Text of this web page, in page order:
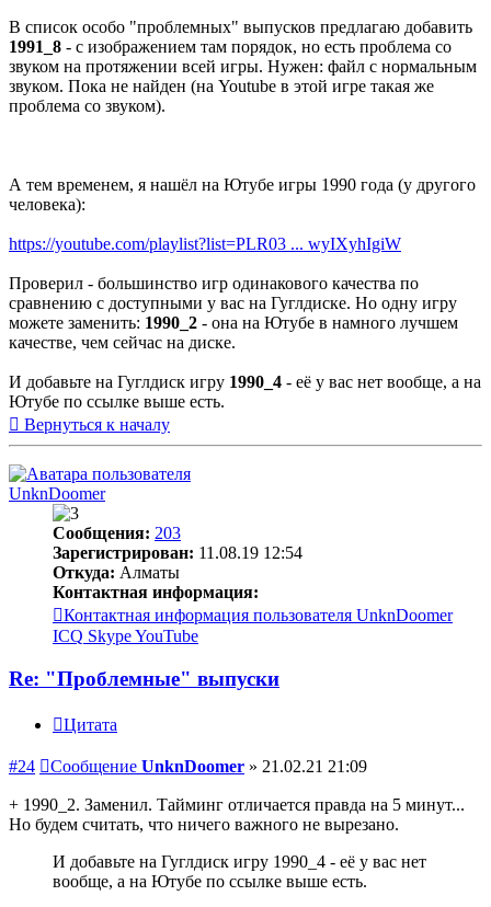
В список особо "проблемных" выпусков предлагаю добавить
1991_8 - с изображением там порядок, но есть проблема со
звуком на протяжении всей игры. Нужен: файл с нормальным
звуком. Пока не найден (на Youtube в этой игре такая же
проблема со звуком).
А тем временем, я нашёл на Ютубе игры 1990 года (у другого
человека):
https://youtube.com/playlist?list=PLR03 ... wyIXyhIgiW
Проверил - большинство игр одинакового качества по
сравнению с доступными у вас на Гуглдиске. Но одну игру
можете заменить: 1990_2 - она на Ютубе в намного лучшем
качестве, чем сейчас на диске.
И добавьте на Гуглдиск игру 1990_4 - её у вас нет вообще, а на
Ютубе по ссылке выше есть.
Вернуться к началу
UnknDoomer
Сообщения: 203
Зарегистрирован: 11.08.19 12:54
Откуда: Алматы
Контактная информация:
Контактная информация пользователя UnknDoomer
ICQ SkypeYouTube
Re: "Проблемные" выпуски
Цитата
#24 Сообщение UnknDoomer » 21.02.21 21:09
+ 1990_2. Заменил. Тайминг отличается правда на 5 минут...
Но будем считать, что ничего важного не вырезано.
И добавьте на Гуглдиск игру 1990_4 - её у вас нет
вообще, а на Ютубе по ссылке выше есть.